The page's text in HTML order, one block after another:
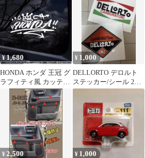
に
ッグ 46L
¥1,680
HONDA ホンダ 王冠 グ
ラフィティ風 カッティ
ングステッカー
¥ 1,000
DELLORTO デロルト
ステッカー/シール 2枚
セット
¥ 2,500 ¥ 1,000